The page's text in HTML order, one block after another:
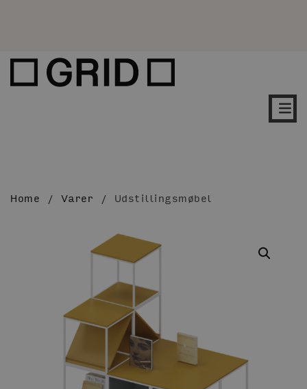
Home / Varer / Udstillingsmøbel